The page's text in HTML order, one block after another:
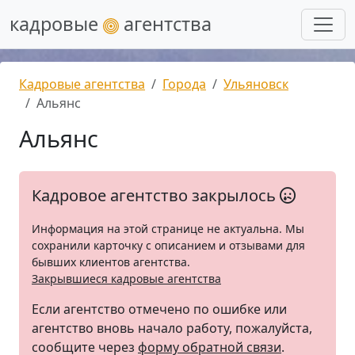
кадровые агентства
Кадровые агентства Города
Ульяновск
Альянс
Альянс
Кадровое агентство закрылось
Информация на этой странице не актуальна. Мы
сохранили карточку с описанием и отзывами для
бывших клиентов агентства.
Закрывшиеся кадровые агентства
Если агентство отмечено по ошибке или
агентство вновь начало работу, пожалуйста,
сообщите через форму обратной связи.